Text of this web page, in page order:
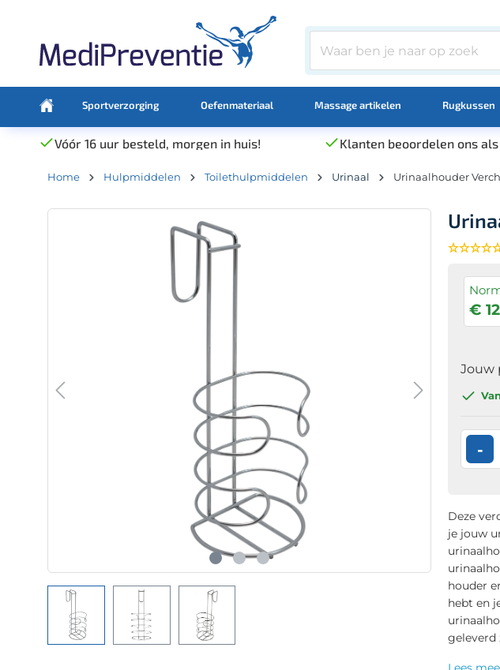
Sportverzorging Oefenmateriaal Massage artikelen Rugkussen
Vóór 16 uur besteld, morgen in huis! Klanten beoordelen ons als
Home Hulpmiddelen Toilethulpmiddelen Urinaal Urinaalhouder
€
Jouw
-
Deze
je jouw
houder
hebt en
geleverd